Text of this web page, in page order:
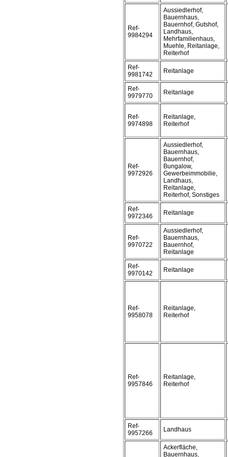
Ref-
9984294
Aussiedlerhof,
Bauernhaus,
Bauernhof, Gutshof,
Landhaus,
Mehrfamilienhaus,
Muehle, Reitanlage,
Reiterhof
Ref-
9981742
Reitanlage
Ref-
9979770
Reitanlage
Ref-
9974898
Reitanlage,
Reiterhof
Ref-
9972926
Aussiedlerhof,
Bauernhaus,
Bauernhof,
Bungalow,
Gewerbeimmobilie,
Landhaus,
Reitanlage,
Reiterhof, Sonstiges
Ref-
9972346
Reitanlage
Ref-
9970722
Aussiedlerhof,
Bauernhaus,
Bauernhof,
Reitanlage
Ref-
9970142
Reitanlage
Ref-
9958078
Reitanlage,
Reiterhof
Ref-
9957846
Reitanlage,
Reiterhof
Ref-
9957266
Landhaus
Ackerfläche,
Bauernhaus,